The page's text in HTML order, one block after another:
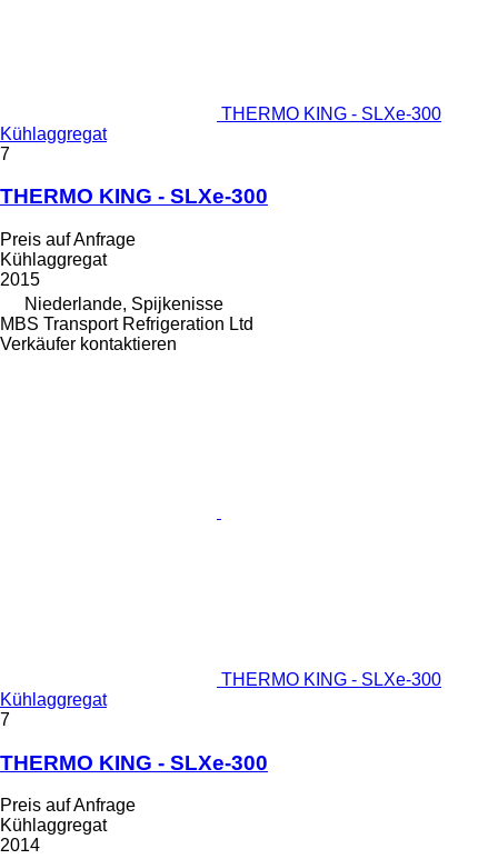
THERMO KING - SLXe-300
Kühlaggregat
7
THERMO KING - SLXe-300
Preis auf Anfrage
Kühlaggregat
2015
Niederlande, Spijkenisse
MBS Transport Refrigeration Ltd
Verkäufer kontaktieren
THERMO KING - SLXe-300
Kühlaggregat
7
THERMO KING - SLXe-300
Preis auf Anfrage
Kühlaggregat
2014